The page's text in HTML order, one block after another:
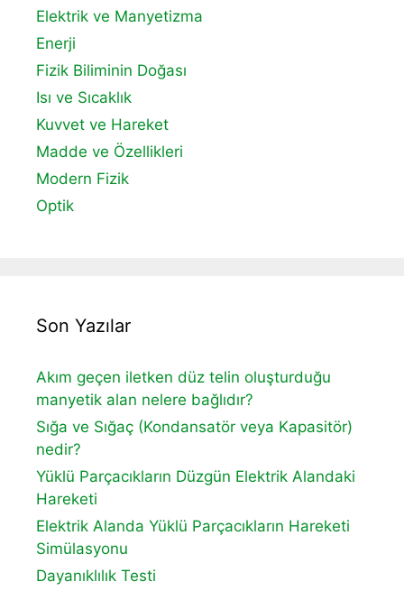
Elektrik ve Manyetizma
Enerji
Fizik Biliminin Doğası
Isı ve Sıcaklık
Kuvvet ve Hareket
Madde ve Özellikleri
Modern Fizik
Optik
Son Yazılar
Akım geçen iletken düz telin oluşturduğu
manyetik alan nelere bağlıdır?
Sığa ve Sığaç (Kondansatör veya Kapasitör)
nedir?
Yüklü Parçacıkların Düzgün Elektrik Alandaki
Hareketi
Elektrik Alanda Yüklü Parçacıkların Hareketi
Simülasyonu
Dayanıklılık Testi